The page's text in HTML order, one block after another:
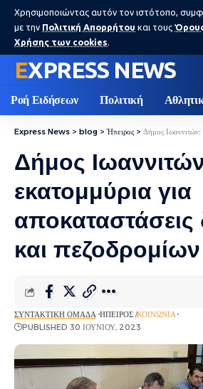
Χρησιμοποιώντας αυτόν τον ιστότοπο,
με την Πολιτική Απορρήτου και τους
Χρήσης των cookies.
EXPRESS NEWS
Ροή Ειδήσεων Πολιτική
Express News > blog >Ήπειρος > Δήμος Ιωαννιτών: 4
Δήμος
εκατομμύρια για
και πεζοδρομίων
ΣΥΝΤΑΚΤΙΚΉ ΟΜΆΔΑ ΉΠΕΙΡΟΣ ΚΟΙΝΩΝΊΑ
PUBLISHED 30 ΙΟΥΝΊΟΥ, 2023